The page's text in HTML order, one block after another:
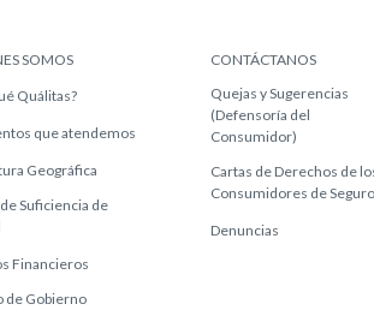
SOMOS
Quálitas?
que atendemos
Geográfica
Suficiencia de
Financieros
de Gobierno
CONTÁCTANOS
Quejas y Sugerencias
(Defensoría del
Consumidor)
Cartas de Derechos de
Consumidores de
Denuncias